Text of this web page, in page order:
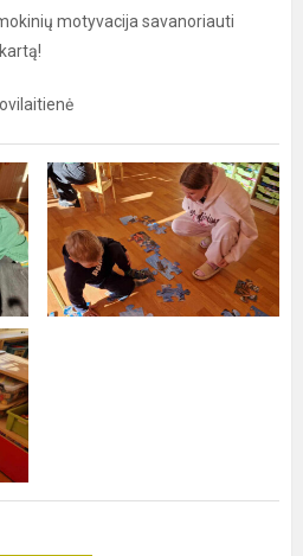
motyvacija savanoriauti